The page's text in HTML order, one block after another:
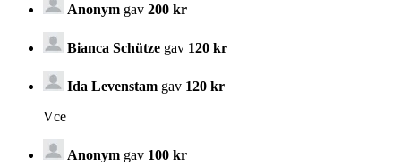
Anonym gav 200 kr
Bianca Schütze gav 120 kr
Ida Levenstam gav 120 kr
Vce
Anonym gav 100 kr